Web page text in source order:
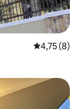
Średnia
4,75 (8)